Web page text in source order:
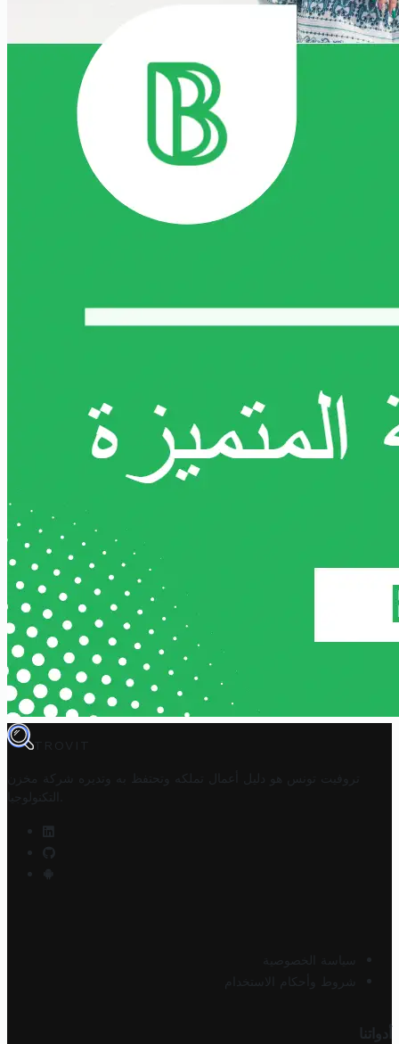
TROVIT
تروفيت تونس هو دليل أعمال تملكه وتحتفظ به وتديره
شركة مخزن
التكنولوجيا
سياسة الخصوصية
شروط وأحكام الاستخدام
أدواتنا